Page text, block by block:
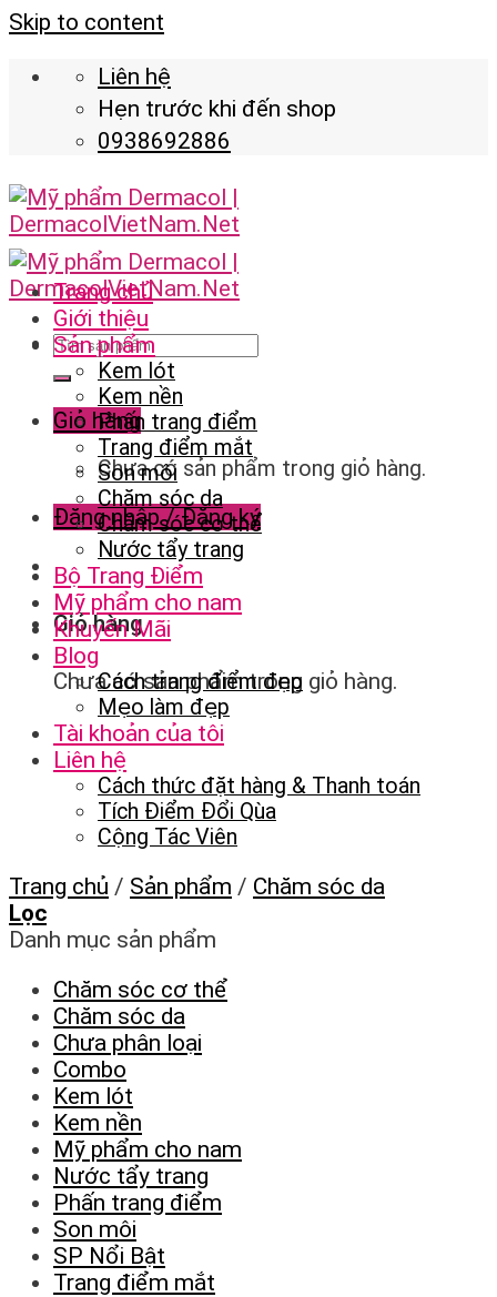
Skip to content
Liên hệ
Hẹn trước khi đến shop
0938692886
Giỏ hàng
Chưa có sản phẩm trong giỏ hàng.
Đăng nhập / Đăng ký
Giỏ hàng
Chưa có sản phẩm trong giỏ hàng.
Trang chủ
Giới thiệu
Sản phẩm
Kem lót
Kem nền
Phấn trang điểm
Trang điểm mắt
Son môi
Chăm sóc da
Chăm sóc cơ thể
Nước tẩy trang
Bộ Trang Điểm
Mỹ phẩm cho nam
Khuyến Mãi
Blog
Cách trang điểm đẹp
Mẹo làm đẹp
Tài khoản của tôi
Liên hệ
Cách thức đặt hàng & Thanh toán
Tích Điểm Đổi Qùa
Cộng Tác Viên
Trang chủ / Sản phẩm / Chăm sóc da
Lọc
Danh mục sản phẩm
Chăm sóc cơ thể
Chăm sóc da
Chưa phân loại
Combo
Kem lót
Kem nền
Mỹ phẩm cho nam
Nước tẩy trang
Phấn trang điểm
Son môi
SP Nổi Bật
Trang điểm mắt